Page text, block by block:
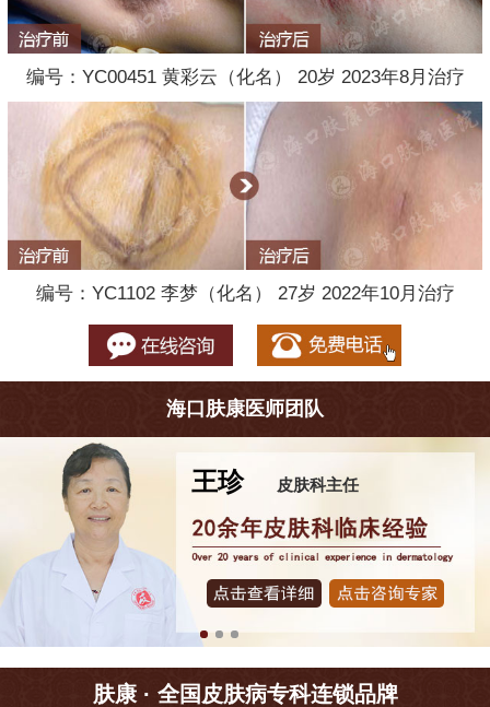
编号：YC00451 黄彩云（化名） 20岁 2023年8月治疗
编号：YC1102 李梦（化名） 27岁 2022年10月治疗
海口肤康医师团队
王珍 皮肤科主任
肤康 · 全国皮肤病专科连锁品牌